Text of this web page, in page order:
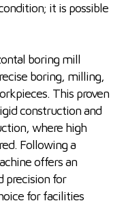
it is possible
boring mill
boring, milling,
This proven
construction and
where high
Following a
offers an
precision for
for facilities